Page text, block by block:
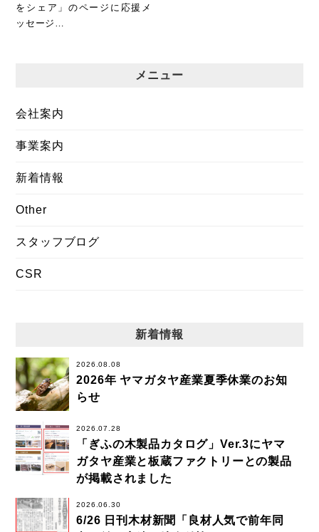
をシェア」のページに応援メ
ッセージ…
メニュー
会社案内
事業案内
新着情報
Other
スタッフブログ
CSR
新着情報
2026.08.08
2026年 ヤマガタヤ産業夏季休業のお知
らせ
2026.07.28
「ぎふの木製品カタログ」Ver.3にヤマ
ガタヤ産業と板蔵ファクトリーとの製品
が掲載されました
2026.06.30
6/26 日刊木材新聞「良材人気で前年同